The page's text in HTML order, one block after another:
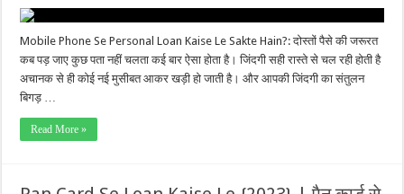
Mobile Phone Se Personal Loan Kaise Le Sakte Hain?: दोस्तों पैसे की जरूरत
कब पड़ जाए कुछ पता नहीं चलता कई बार ऐसा होता है। जिंदगी सही रास्ते से चल रही होती है
अचानक से ही कोई नई मुसीबत आकर खड़ी हो जाती है। और आपकी जिंदगी का संतुलन
बिगड़ …
Read More »